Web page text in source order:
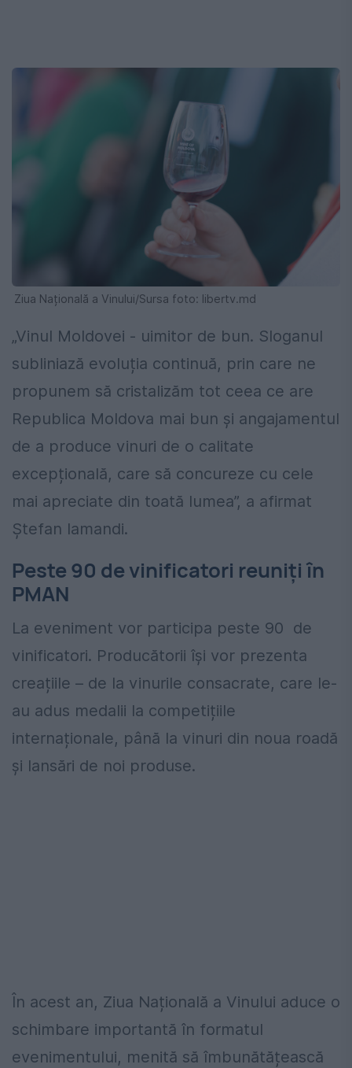
Ziua Națională a Vinului/Sursa foto: libertv.md
„Vinul Moldovei - uimitor de bun. Sloganul
subliniază evoluția continuă, prin care ne
propunem să cristalizăm tot ceea ce are
Republica Moldova mai bun și angajamentul
de a produce vinuri de o calitate
excepțională, care să concureze cu cele
mai apreciate din toată lumea”, a afirmat
Ștefan Iamandi.
Peste 90 de vinificatori reuniți în
PMAN
La eveniment vor participa peste 90 de
vinificatori. Producătorii își vor prezenta
creațiile – de la vinurile consacrate, care le-
au adus medalii la competițiile
internaționale, până la vinuri din noua roadă
și lansări de noi produse.
În acest an, Ziua Națională a Vinului aduce o
schimbare importantă în formatul
evenimentului, menită să îmbunătățească